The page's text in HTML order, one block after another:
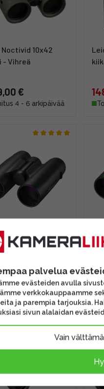
10x42
- Vihreä
€
4 - 6 arkipäivää
Trinovid 10x42 HD -
€
heti
palvelua
evästeiden avulla
verkkokauppaamme
ja parempia tarjouksia.
sivun alalaidan
Vain